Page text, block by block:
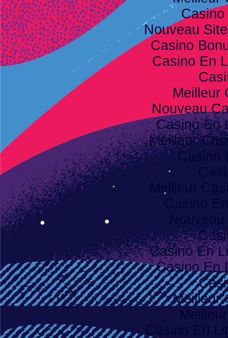
Nouveau
Casino
Casino En
Meilleur
Nouveau
Casino En
Meilleur
Meilleur
Casino En
Casino En
Meilleur